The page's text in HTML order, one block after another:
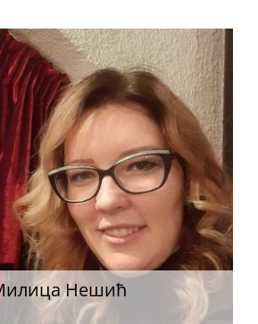
Нешић